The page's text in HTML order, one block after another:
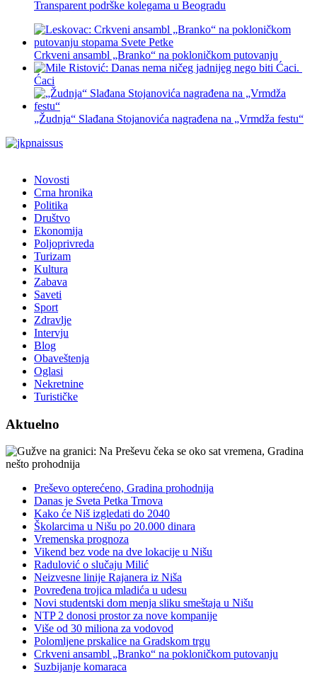
Transparent podrške kolegama u Beogradu
Crkveni ansambl „Branko“ na pokloničkom putovanju
Ćaci
„Žudnja“ Slađana Stojanovića nagrađena na „Vrmdža festu“
Novosti
Crna hronika
Politika
Društvo
Ekonomija
Poljoprivreda
Turizam
Kultura
Zabava
Saveti
Sport
Zdravlje
Intervju
Blog
Obaveštenja
Oglasi
Nekretnine
Turističke
Aktuelno
Preševo opterećeno, Gradina prohodnija
Danas je Sveta Petka Trnova
Kako će Niš izgledati do 2040
Školarcima u Nišu po 20.000 dinara
Vremenska prognoza
Vikend bez vode na dve lokacije u Nišu
Radulović o slučaju Milić
Neizvesne linije Rajanera iz Niša
Povređena trojica mladića u udesu
Novi studentski dom menja sliku smeštaja u Nišu
NTP 2 donosi prostor za nove kompanije
Više od 30 miliona za vodovod
Polomljene prskalice na Gradskom trgu
Crkveni ansambl „Branko“ na pokloničkom putovanju
Suzbijanje komaraca